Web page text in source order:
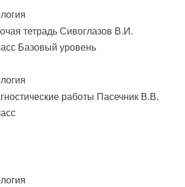
тетрадь Сивоглазов В.И.
Базовый уровень
работы Пасечник В.В.